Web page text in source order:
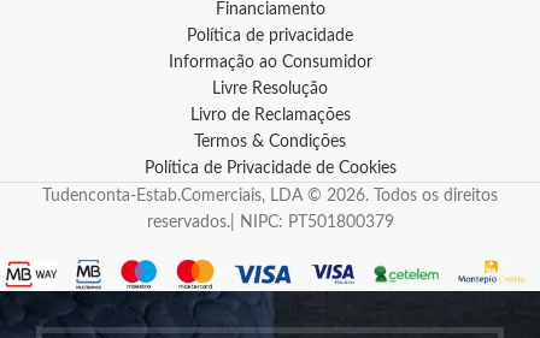
Financiamento
Política de privacidade
Informação ao Consumidor
Livre Resolução
Livro de Reclamações
Termos & Condições
Política de Privacidade de Cookies
Tudenconta-Estab.Comerciais, LDA © 2026. Todos os direitos
reservados.| NIPC: PT501800379